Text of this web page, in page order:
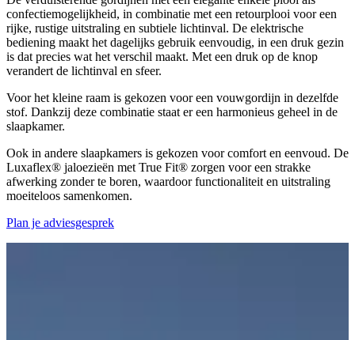
confectiemogelijkheid, in combinatie met een retourplooi voor een
rijke, rustige uitstraling en subtiele lichtinval. De elektrische
bediening maakt het dagelijks gebruik eenvoudig, in een druk gezin
is dat precies wat het verschil maakt. Met een druk op de knop
verandert de lichtinval en sfeer.
Voor het kleine raam is gekozen voor een vouwgordijn in dezelfde
stof. Dankzij deze combinatie staat er een harmonieus geheel in de
slaapkamer.
Ook in andere slaapkamers is gekozen voor comfort en eenvoud. De
Luxaflex® jaloezieën met True Fit® zorgen voor een strakke
afwerking zonder te boren, waardoor functionaliteit en uitstraling
moeiteloos samenkomen.
Plan je adviesgesprek